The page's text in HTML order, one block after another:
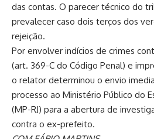
das contas. O parecer técnico do
prevalecer caso dois terços dos
rejeição.
Por envolver indícios de crimes
(art. 369-C do Código Penal) e
o relator determinou o envio
processo ao Ministério Público do
(MP-RJ) para a abertura de
contra o ex-prefeito.